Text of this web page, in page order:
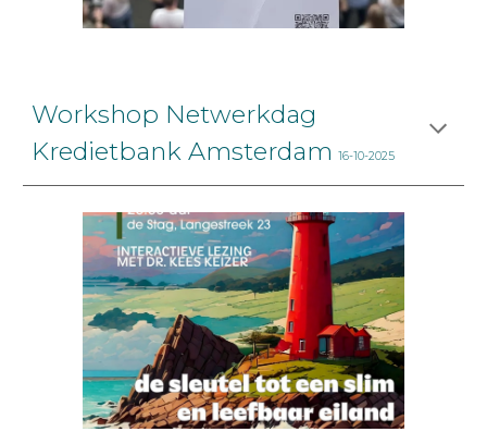
Workshop Netwerkdag
Kredietbank Amsterdam 16-10-2025